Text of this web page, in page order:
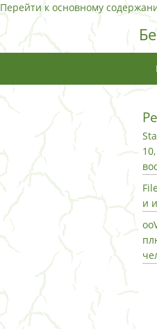
Перейти к основному
и